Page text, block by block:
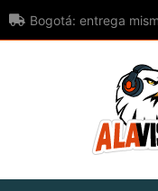
Bogotá: entrega